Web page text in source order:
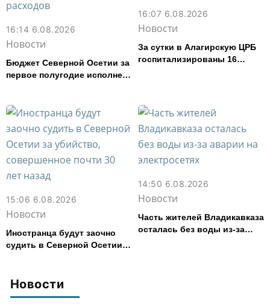
Новости
16:14 6.08.2026
Новости
Бюджет Северной Осетии за
первое полугодие исполнен
16:07 6.08.2026
Новости
За сутки в Алагирскую ЦРБ
госпитализированы 16
15:06 6.08.2026
Новости
Иностранца будут заочно
судить в Северной Осетии
14:50 6.08.2026
Новости
Часть жителей Владикавказа
осталась без воды из-за